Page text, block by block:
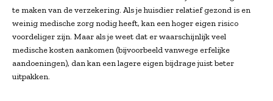
te maken van de verzekering. Als je huisdier relatief gezond is en
weinig medische zorg nodig heeft, kan een hoger eigen risico
voordeliger zijn. Maar als je weet dat er waarschijnlijk veel
medische kosten aankomen (bijvoorbeeld vanwege erfelijke
aandoeningen), dan kan een lagere eigen bijdrage juist beter
uitpakken.